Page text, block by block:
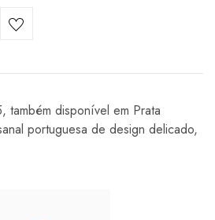
também disponível em Prata
portuguesa de design delicado,